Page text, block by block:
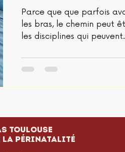
Parce que que parfois
les bras, le chemin peut
les disciplines qui
TOULOUSE
la périnatalité